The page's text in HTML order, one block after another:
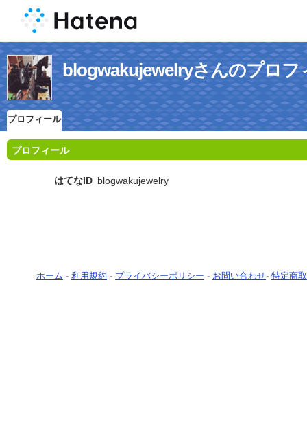
blogwakujewelryさんのプロフ
プロフィール
プロフィール
はてなID blogwakujewelry
ホーム - 利用規約 - プライバシーポリシー - お問い合わせ- 特定商